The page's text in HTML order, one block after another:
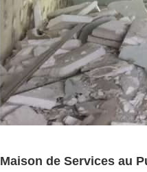
Maison de Services au